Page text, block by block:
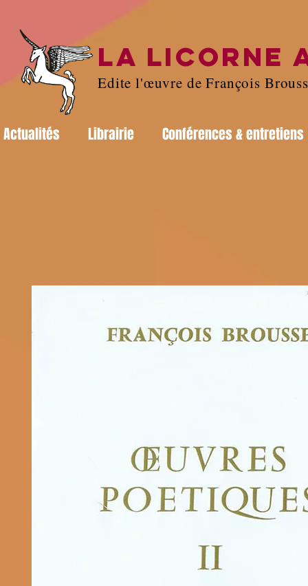
Actualités Librairie Conférences & entretiens
LA LICORNE
Edite l'œuvre de François